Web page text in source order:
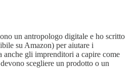
un antropologo digitale e ho scritto
su Amazon) per aiutare i
anche gli imprenditori a capire come
scegliere un prodotto o un